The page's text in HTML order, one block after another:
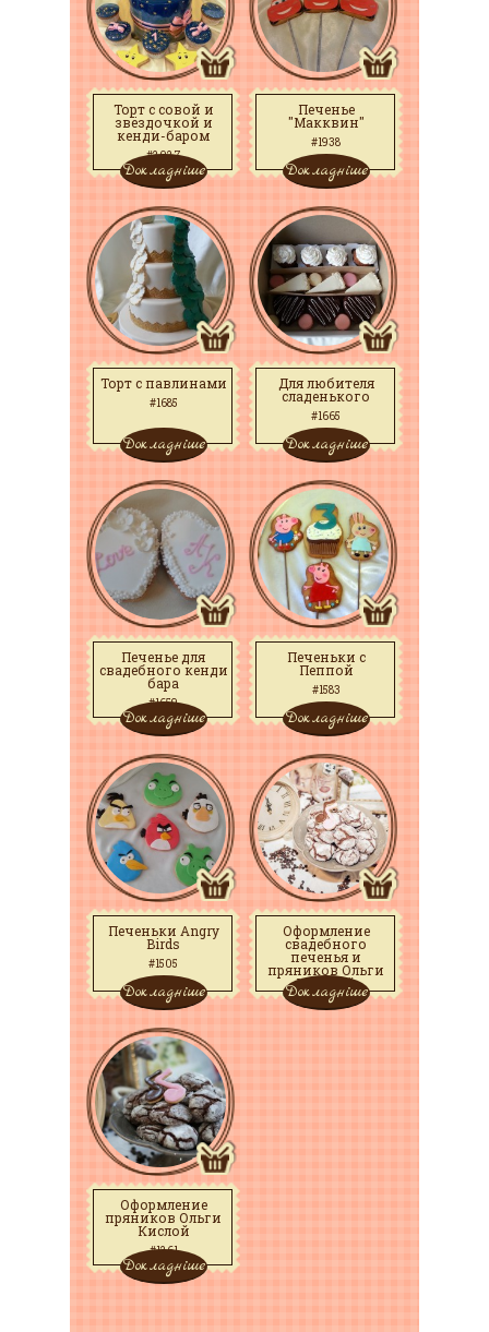
Торт с совой и
звёздочкой и
кенди-баром
#2027
Докладніше
Печенье
"Макквин"
#1938
Докладніше
Торт с павлинами
#1685
Докладніше
Для любителя
сладенького
#1665
Докладніше
Печенье для
свадебного кенди
бара
#1659
Докладніше
Печеньки с
Пеппой
#1583
Докладніше
Печеньки Angry
Birds
#1505
Докладніше
Оформление
свадебного
печенья и
пряников Ольги
Кислаой
#1265
Докладніше
Оформление
пряников Ольги
Кислой
#1261
Докладніше